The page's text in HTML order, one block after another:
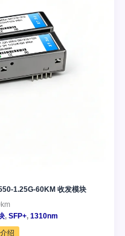
1.25G-60KM 收发模块
,SFP+,1310nm
绍